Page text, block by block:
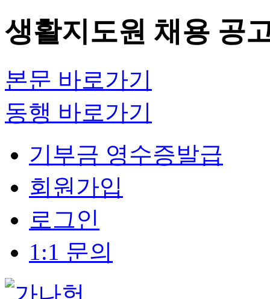
생활지도원 채용 공
본문 바로가기
동행 바로가기
기부금 영수증발급
회원가입
로그인
1:1 문의